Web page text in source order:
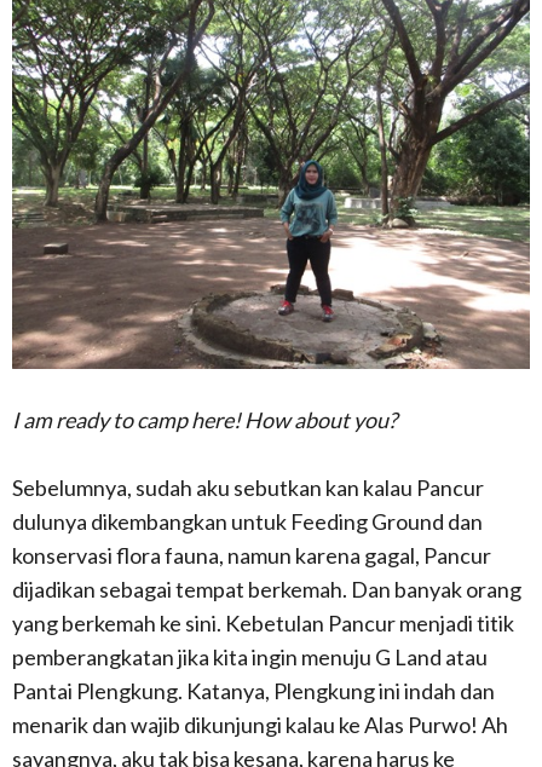
I am ready to camp here! How about you?
Sebelumnya, sudah aku sebutkan kan kalau Pancur
dulunya dikembangkan untuk Feeding Ground dan
konservasi flora fauna, namun karena gagal, Pancur
dijadikan sebagai tempat berkemah. Dan banyak orang
yang berkemah ke sini. Kebetulan Pancur menjadi titik
pemberangkatan jika kita ingin menuju G Land atau
Pantai Plengkung. Katanya, Plengkung ini indah dan
menarik dan wajib dikunjungi kalau ke Alas Purwo! Ah
sayangnya, aku tak bisa kesana, karena harus ke